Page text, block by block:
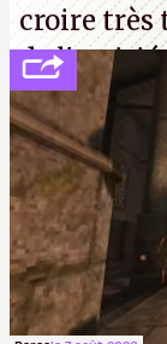
croire très
de